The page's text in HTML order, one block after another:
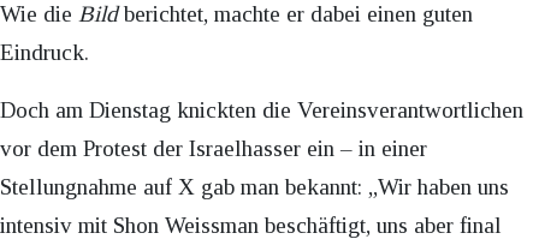
Wie die Bildberichtet, machte er dabei einen guten
Eindruck.
Doch am Dienstag knickten die Vereinsverantwortlichen
vor dem Protest der Israelhasser ein – in einer
Stellungnahme auf X gab man bekannt: „Wir haben uns
intensiv mit Shon Weissman beschäftigt, uns aber final